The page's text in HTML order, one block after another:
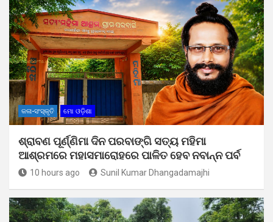
କଳା-ସଂସ୍କୃତି ମୋ ଓଡ଼ିଶା
ଶ୍ରାବଣ ପୂର୍ଣ୍ଣିମା ଦିନ ପରବାଙ୍ଗି ସତ୍ୟ ମହିମା
ଆଶ୍ରମରେ ମହାସମାରୋହରେ ପାଳିତ ହେବ ନବାନ୍ନ ପର୍ବ
10 hours ago Sunil Kumar Dhangadamajhi